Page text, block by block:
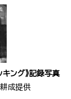
キング》記録写真
耕成提供